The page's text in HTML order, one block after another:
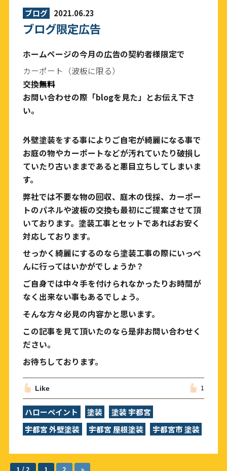
ブログ 2021.06.23
ブログ限定広告
ホームページの今月の広告の契約者様限定で
カーポート（波板に限る）
交換無料
お問い合わせの際「blogを見た」とお伝え下さ
い。
外壁塗装をする事によりご自宅が綺麗になる事で
お庭の物やカーポートなどが汚れていたり破損し
ていたり古いままであると悪目立ちしてしまいま
す。
弊社では不要な物の回収、庭木の伐採、カーポー
トのパネルや波板の交換も最初にご提案させて頂
いております。塗装工事とセットであればお安く
対応しております。
せっかく綺麗にするのなら塗装工事の際にいっぺ
んに行ってはいかがでしょうか？
ご自身では中々手を付けられなかったりお時間が
なく出来ない事もあるでしょう。
そんな方々必見の内容かと思います。
この記事を見て頂いたのなら是非お問い合わせく
ださい。
お待ちしております。
Like 1
ハローペイント 塗装
塗装 宇都宮
宇都宮 外壁塗装
宇都宮 屋根塗装 宇都宮市 塗装